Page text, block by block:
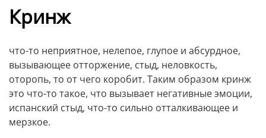
Кринж
что-то неприятное, нелепое, глупое и абсурдное,
вызывающее отторжение, стыд, неловкость,
оторопь, то от чего коробит. Таким образом кринж
это что-то такое, что вызывает негативные эмоции,
испанский стыд, что-то сильно отталкивающее и
мерзкое.